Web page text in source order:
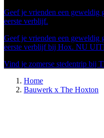
Geef je vrienden een geweldig
eerste verblijf.
Geef je vrienden een geweldig
eerste verblijf bij Hox. NU
Vind je zomerse stedentrip bij
Home
Bauwerk x The Hoxton